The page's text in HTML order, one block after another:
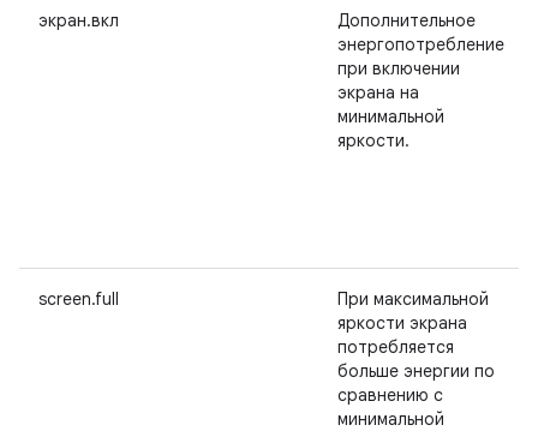
экран.вкл
Дополнительное
энергопотребление
при включении
экрана на
минимальной
яркости.
screen.full
При максимальной
яркости экрана
потребляется
больше энергии по
сравнению с
минимальной